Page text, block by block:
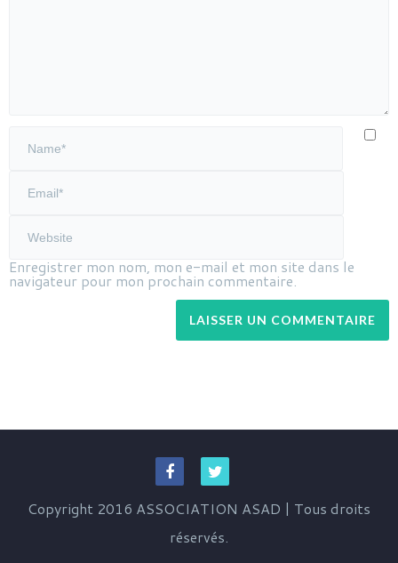
Enregistrer mon nom, mon e-mail et mon site dans le
navigateur pour mon prochain commentaire.
Copyright 2016 ASSOCIATION ASAD | Tous droits
réservés.